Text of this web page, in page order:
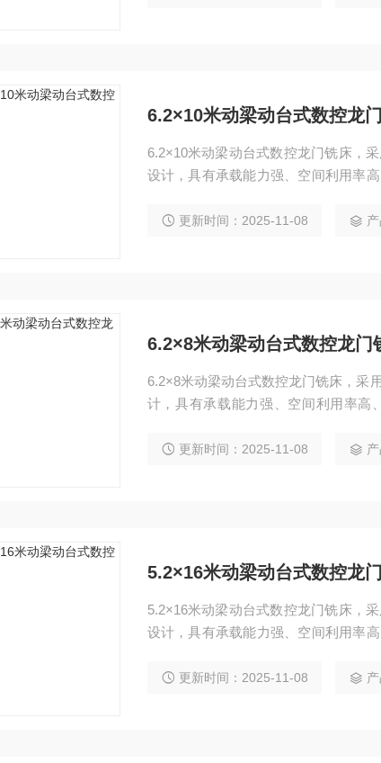
6.2×10米动梁动台式数控龙
6.2×10米动梁动台式数控龙门铣床，
设计，具有承载能力强、空间利用率
镗、扩、铰、锪、攻丝及三轴联动曲
更新时间：2025-11-08
6.2×8米动梁动台式数控龙门
6.2×8米动梁动台式数控龙门铣床，采
计，具有承载能力强、空间利用率高
镗、扩、铰、锪、攻丝及三轴联动曲
更新时间：2025-11-08
5.2×16米动梁动台式数控龙
5.2×16米动梁动台式数控龙门铣床，
设计，具有承载能力强、空间利用率
镗、扩、铰、锪、攻丝及三轴联动曲
更新时间：2025-11-08